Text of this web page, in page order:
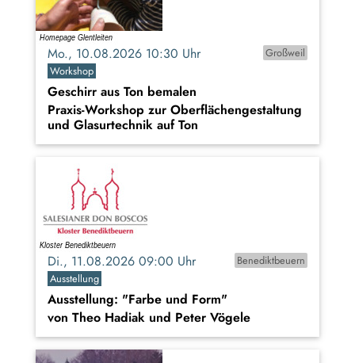
Mo., 10.08.2026 10:30 Uhr
Großweil
Workshop
Geschirr aus Ton bemalen
Praxis-Workshop zur Oberflächengestaltung
und Glasurtechnik auf Ton
Di., 11.08.2026 09:00 Uhr
Benediktbeuern
Ausstellung
Ausstellung: "Farbe und Form"
von Theo Hadiak und Peter Vögele